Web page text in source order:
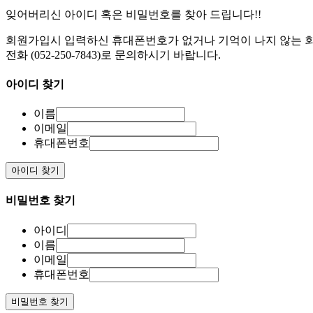
잊어버리신 아이디 혹은 비밀번호를 찾아 드립니다!!
회원가입시 입력하신 휴대폰번호가 없거나 기억이 나지 않는
전화 (052-250-7843)로 문의하시기 바랍니다.
아이디 찾기
이름
이메일
휴대폰번호
아이디 찾기
비밀번호 찾기
아이디
이름
이메일
휴대폰번호
비밀번호 찾기